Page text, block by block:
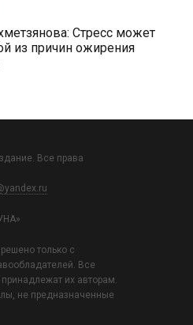
Стресс может
из причин ожирения
Все права
только с
Все
их авторам.
не предназначенные